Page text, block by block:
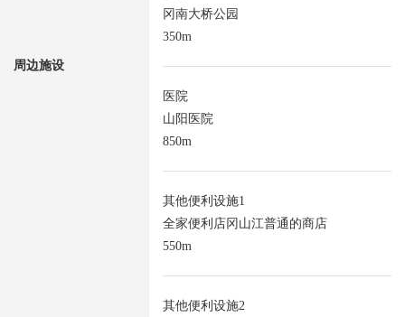
周边施设
冈南大桥公园
350m
医院
山阳医院
850m
其他便利设施1
全家便利店冈山江普通的商店
550m
其他便利设施2